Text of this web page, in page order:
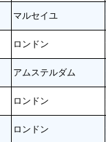
マルセイユ
ロンドン
アムステルダム
ロンドン
ロンドン